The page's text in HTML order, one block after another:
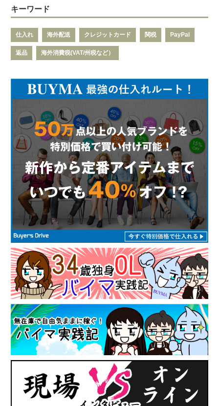
キーワード
仕入れ 海外配送 クレジットカード 関税 PayPal
返品 海外消費税(VAT/州税など）